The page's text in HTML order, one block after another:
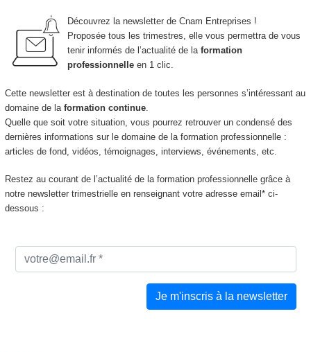
Découvrez la newsletter de Cnam Entreprises !
Proposée tous les trimestres, elle vous permettra de vous
tenir informés de l’actualité de laformation
professionnelleen 1 clic.
Cette newsletter est à destination de toutes les personnes s’intéressant au
domaine de la formation continue.
Quelle que soit votre situation, vous pourrez retrouver un condensé des
dernières informations sur le domaine de la formation professionnelle :
articles de fond, vidéos, témoignages, interviews, événements, etc.
Restez au courant de l’actualité de la formation professionnelle grâce à
notre newsletter trimestrielle en renseignant votre adresse email* ci-
dessous :